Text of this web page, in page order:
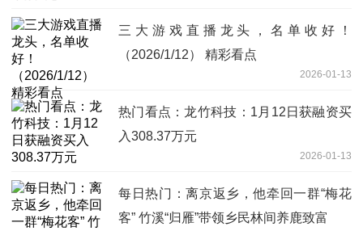
三大游戏直播龙头，名单收好！
（2026/1/12） 精彩看点
2026-01-13
热门看点：龙竹科技：1月12日获融资买
入308.37万元
2026-01-13
每日热门：离京返乡，他牵回一群“梅花
客” 竹溪“归雁”带领乡民林间养鹿致富